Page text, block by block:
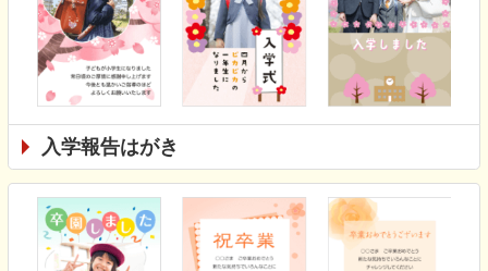
入学報告はがき